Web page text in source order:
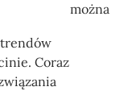
można
Coraz